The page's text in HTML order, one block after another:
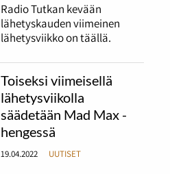
Radio Tutkan kevään
lähetyskauden viimeinen
lähetysviikko on täällä.
Toiseksi viimeisellä
lähetysviikolla
säädetään Mad Max -
hengessä
19.04.2022 UUTISET